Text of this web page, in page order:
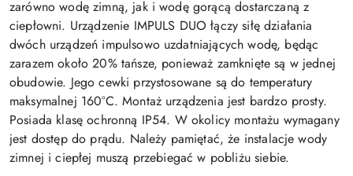
zarówno wodę zimną, jak i wodę gorącą dostarczaną z
ciepłowni. Urządzenie IMPULS DUO łączy siłę działania
dwóch urządzeń impulsowo uzdatniających wodę, będąc
zarazem około 20% tańsze, ponieważ zamknięte są w jednej
obudowie. Jego cewki przystosowane są do temperatury
maksymalnej 160°C. Montaż urządzenia jest bardzo prosty.
Posiada klasę ochronną IP54. W okolicy montażu wymagany
jest dostęp do prądu. Należy pamiętać, że instalacje wody
zimnej i ciepłej muszą przebiegać w pobliżu siebie.